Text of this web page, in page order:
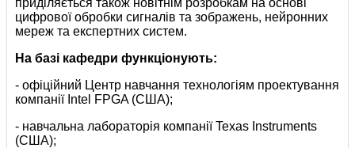
цифрової обробки сигналів та зображень, нейронних
мереж та експертних систем.
На базі кафедри функціонують:
- офіційний Центр навчання технологіям проектування
компанії Intel FPGA (США);
- навчальна лабораторія компанії Texas Instruments
(США);